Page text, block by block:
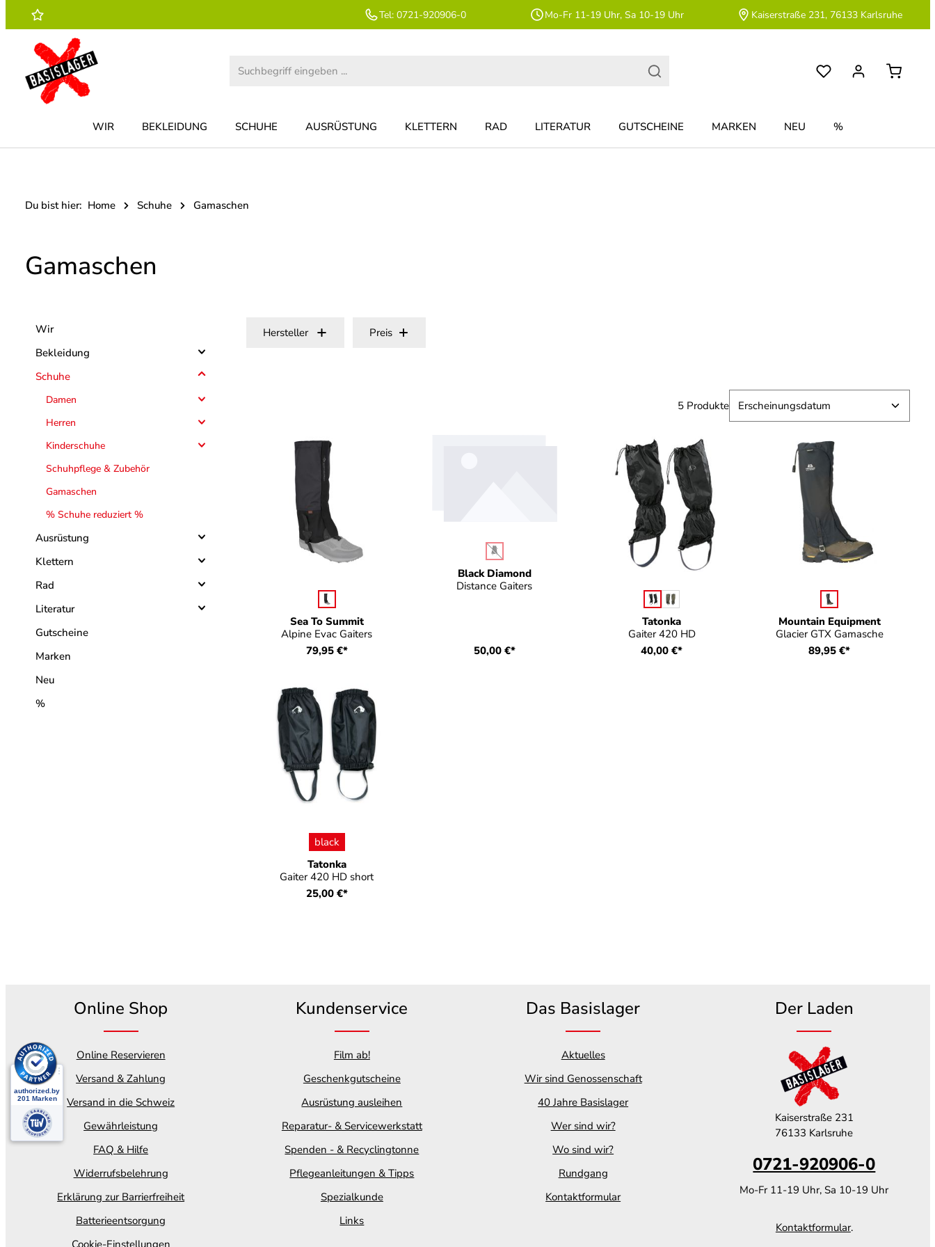
Hauptinhalt springen
Zur Suche springen
Zur Hauptnavigation springen Tel: 0721-920906-0 Mo-Fr 11-19 Uhr, Sa 10-19 Uhr Kaiserstraße 231, 76133 Karlsruhe
WIR BEKLEIDUNG SCHUHE AUSRÜSTUNG KLETTERN RAD LITERATUR GUTSCHEINE MARKEN NEU %
Du bist hier: Home Schuhe Gamaschen
Gamaschen
Wir
Bekleidung
Schuhe
Damen
Herren
Kinderschuhe
Schuhpflege & Zubehör
Gamaschen
% Schuhe reduziert %
Ausrüstung
Klettern
Rad
Literatur
Gutscheine
Marken
Neu
%
Hersteller Preis
5 Produkte
Sea To Summit
Alpine Evac Gaiters
Farbeauswählen
79,95 €*
Black Diamond
Distance Gaiters
Farbeauswählen
(Diese Option ist zurzeit nicht verfügbar.)
50,00 €*
Tatonka
Gaiter 420 HD
Farbeauswählen
40,00 €*
Mountain Equipment
Glacier GTX Gamasche
auswählen
89,95 €*
Tatonka
Gaiter 420 HD short
Farbeauswählen
black
25,00 €*
Online Shop
Online Reservieren
Versand & Zahlung
Versand in die Schweiz
Gewährleistung
FAQ & Hilfe
Widerrufsbelehrung
Erklärung zur Barrierfreiheit
Batterieentsorgung
Cookie-Einstellungen
Kundenservice
Film ab!
Geschenkgutscheine
Ausrüstung ausleihen
Reparatur- & Servicewerkstatt
Spenden - & Recyclingtonne
Pflegeanleitungen & Tipps
Spezialkunde
Links
Das Basislager
Aktuelles
Wir sind Genossenschaft
40 Jahre Basislager
Wer sind wir?
Wo sind wir?
Rundgang
Kontaktformular
Der Laden
Kaiserstraße 231
76133 Karlsruhe
0721-920906-0
Mo-Fr 11-19 Uhr, Sa 10-19 Uhr
Kontaktformular.